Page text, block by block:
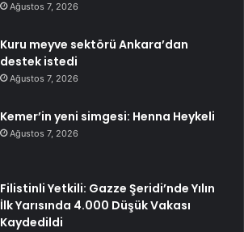
Ağustos 7, 2026
Kuru meyve sektörü Ankara’dan
destek istedi
Ağustos 7, 2026
Kemer’in yeni simgesi: Henna Heykeli
Ağustos 7, 2026
Filistinli Yetkili: Gazze Şeridi’nde Yılın
İlk Yarısında 4.000 Düşük Vakası
Kaydedildi